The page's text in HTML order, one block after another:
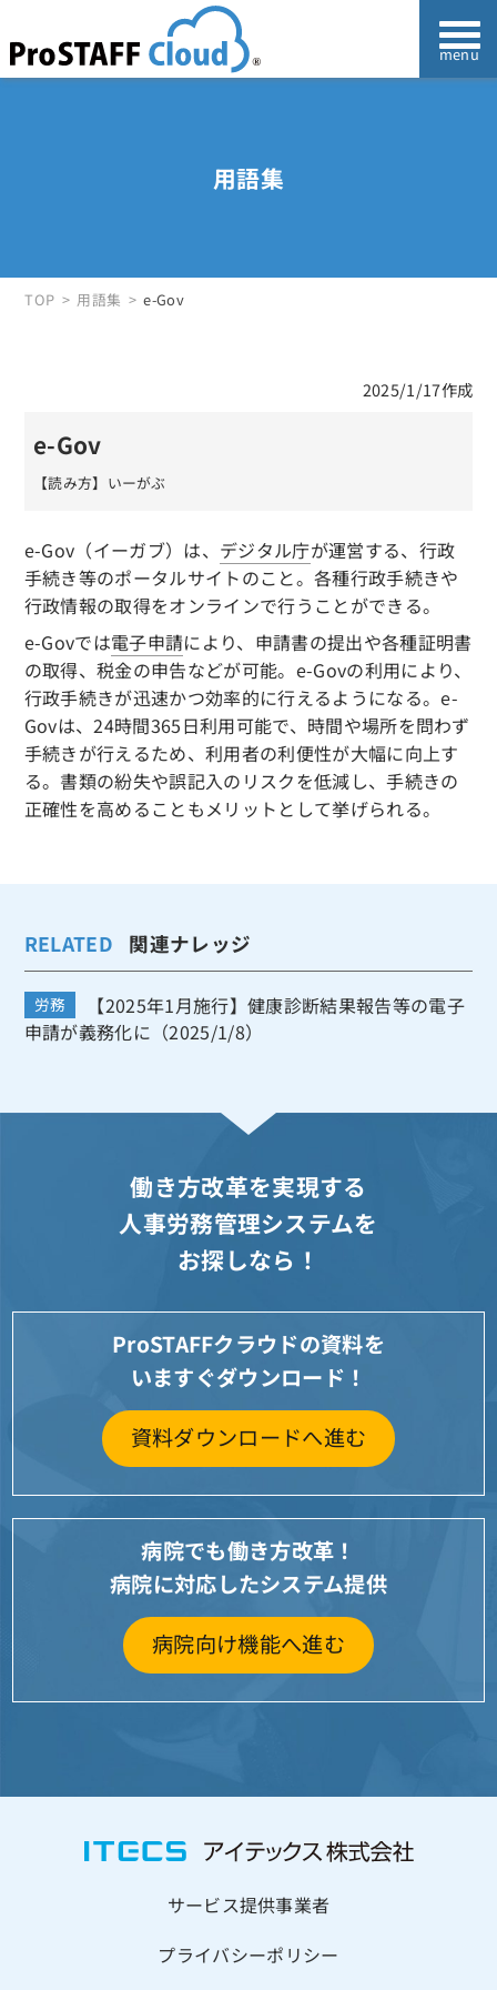
用語集
TOP 用語集 e-Gov
2025/1/17作成
e-Gov
【読み方】いーがぶ
e-Gov（イーガブ）は、 デジタル庁が運営する、行政
手続き等のポータルサイトのこと。各種行政手続きや
行政情報の取得をオンラインで行うことができる。
e-Govでは電子申請により、申請書の提出や各種証明書
の取得、税金の申告などが可能。e-Govの利用により、
行政手続きが迅速かつ効率的に行えるようになる。e-
Govは、24時間365日利用可能で、時間や場所を問わず
手続きが行えるため、利用者の利便性が大幅に向上す
る。書類の紛失や誤記入のリスクを低減し、手続きの
正確性を高めることもメリットとして挙げられる。
RELATED 関連ナレッジ
労務
【2025年1月施行】健康診断結果報告等の電子
申請が義務化に（2025/1/8）
働き方改革を実現する
人事労務管理システムを
お探しなら！
ProSTAFFクラウドの資料を
いますぐダウンロード！
資料ダウンロードへ進む
病院でも働き方改革！
病院に対応したシステム提供
病院向け機能へ進む
サービス提供事業者
プライバシーポリシー